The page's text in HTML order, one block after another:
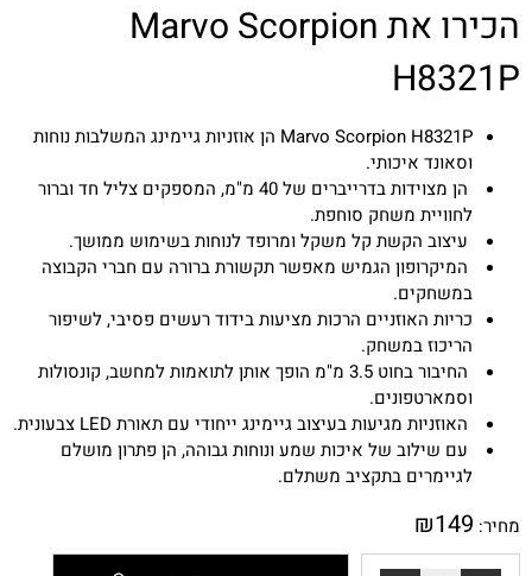
הכירו את Marvo Scorpion
H8321P
Marvo Scorpion H8321P הן אוזניות גיימינג המשלבות נוחות
וסאונד איכותי.
הן מצוידות בדרייברים של 40 מ"מ, המספקים צליל חד וברור
לחוויית משחק סוחפת.
עיצוב הקשת קל משקל ומרופד לנוחות בשימוש ממושך.
המיקרופון הגמיש מאפשר תקשורת ברורה עם חברי הקבוצה
במשחקים.
כריות האוזניים הרכות מציעות בידוד רעשים פסיבי, לשיפור
הריכוז במשחק.
החיבור בחוט 3.5 מ"מ הופך אותן לתואמות למחשב, קונסולות
וסמארטפונים.
האוזניות מגיעות בעיצוב גיימינג ייחודי עם תאורת LED צבעונית.
עם שילוב של איכות שמע ונוחות גבוהה, הן פתרון מושלם
לגיימרים בתקציב משתלם.
מחיר:
₪149